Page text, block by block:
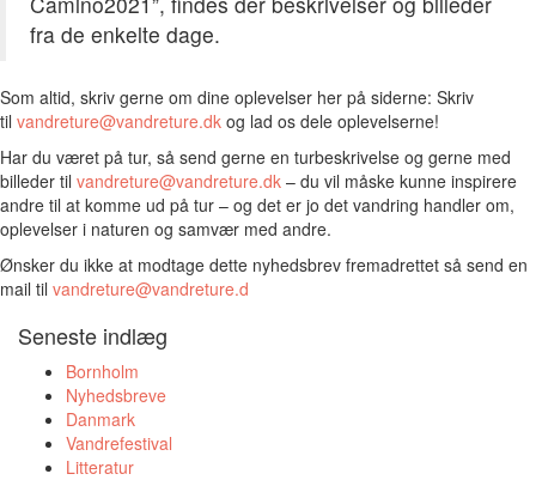
fra de enkelte dage.
Som altid, skriv gerne om dine oplevelser her på siderne: Skriv
til vandreture@vandreture.dk og lad os dele oplevelserne!
Har du været på tur, så send gerne en turbeskrivelse og gerne med
billeder til vandreture@vandreture.dk – du vil måske kunne inspirere
andre til at komme ud på tur – og det er jo det vandring handler om,
oplevelser i naturen og samvær med andre.
Ønsker du ikke at modtage dette nyhedsbrev fremadrettet så send en
mail til vandreture@vandreture.d
Seneste indlæg
Bornholm
Nyhedsbreve
Danmark
Vandrefestival
Litteratur